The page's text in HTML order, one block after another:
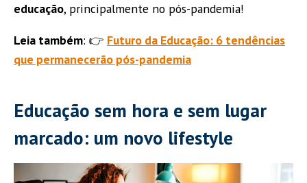
educação, principalmente no pós-pandemia!
Leia também: 👉 Futuro da Educação: 6 tendências
que permanecerão pós-pandemia
Educação sem hora e sem lugar
marcado: um novo lifestyle